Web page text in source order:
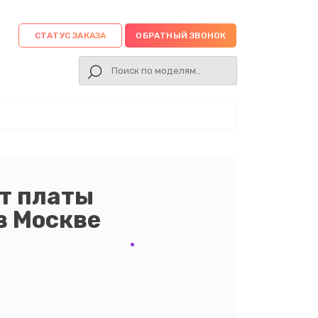
СТАТУС ЗАКАЗА ОБРАТНЫЙ ЗВОНОК
платы
Москве